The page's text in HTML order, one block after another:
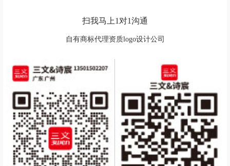
扫我马上1对1沟通
自有商标代理资质logo设计公司